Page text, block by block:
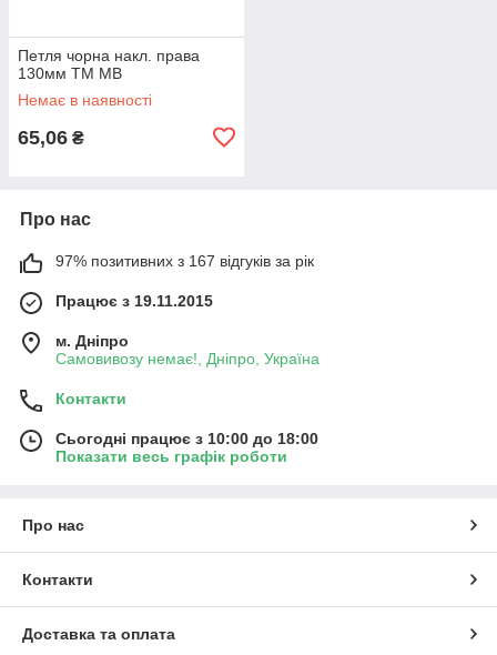
Петля чорна накл. права
130мм ТМ МВ
Немає в наявності
65,06 ₴
Про нас
97% позитивних з 167 відгуків за рік
Працює з 19.11.2015
м. Дніпро
Самовивозу немає!, Дніпро, Україна
Контакти
Сьогодні працює з 10:00 до 18:00
Показати весь графік роботи
Про нас
Контакти
Доставка та оплата